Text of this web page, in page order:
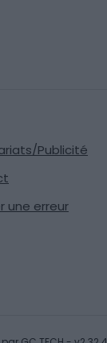
Publicité
une erreur